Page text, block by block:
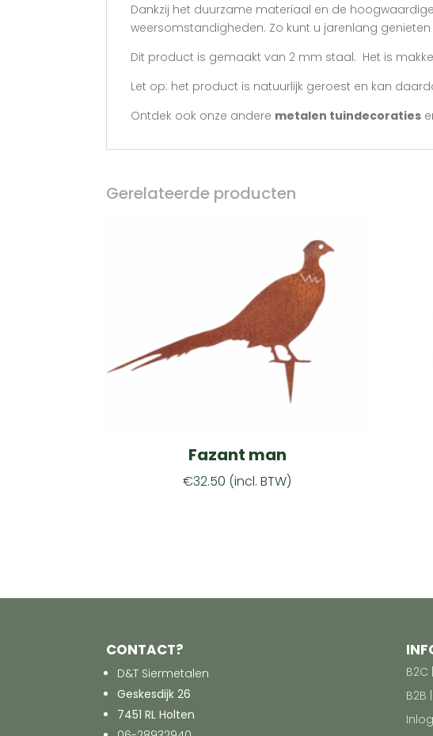
Dankzij het duurzame materiaal en de
weersomstandigheden. Zo kunt u jarenlang
Dit product is gemaakt van 2 mm staal. Het is
Let op: het product is natuurlijk geroest en kan
Ontdek ook onze andere metalen tuindecoraties
Gerelateerde producten
Fazant man
€32.50 (incl. BTW)
CONTACT?
D&T Siermetalen
Geskesdijk 26
7451 RL Holten